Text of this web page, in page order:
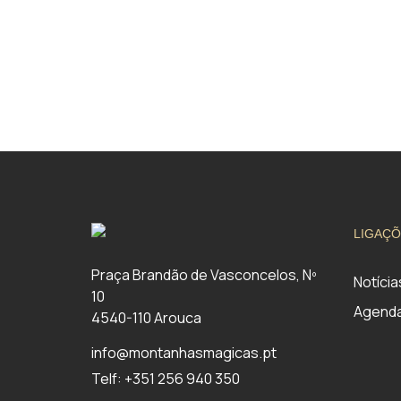
Praça Brandão de Vasconcelos, Nº
10
4540-110 Arouca
info@montanhasmagicas.pt
Telf: +351 256 940 350